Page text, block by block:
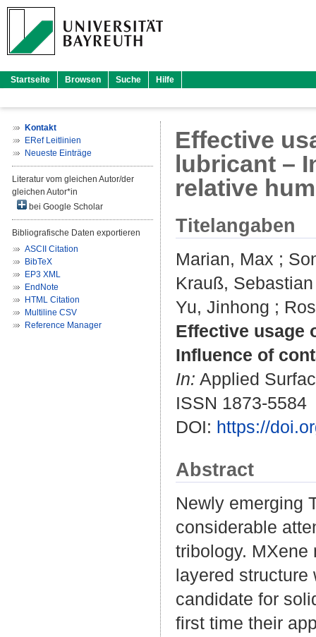
Startseite Browsen Suche Hilfe
Kontakt
ERef Leitlinien
Neueste Einträge
Literatur vom gleichen Autor/der
gleichen Autor*in
bei Google Scholar
Bibliografische Daten exportieren
ASCII Citation
BibTeX
EP3 XML
EndNote
HTML Citation
Multiline CSV
Reference Manager
Effective
lubricant –
relative
Titelangaben
Marian, Max ;
Krauß, Sebastian
Yu, Jinhong ;
Effective usage
Influence of
In: Applied
ISSN 1873-5584
DOI: https://
Abstract
Newly emerging
considerable
tribology. MXene
layered structure
candidate for
first time their